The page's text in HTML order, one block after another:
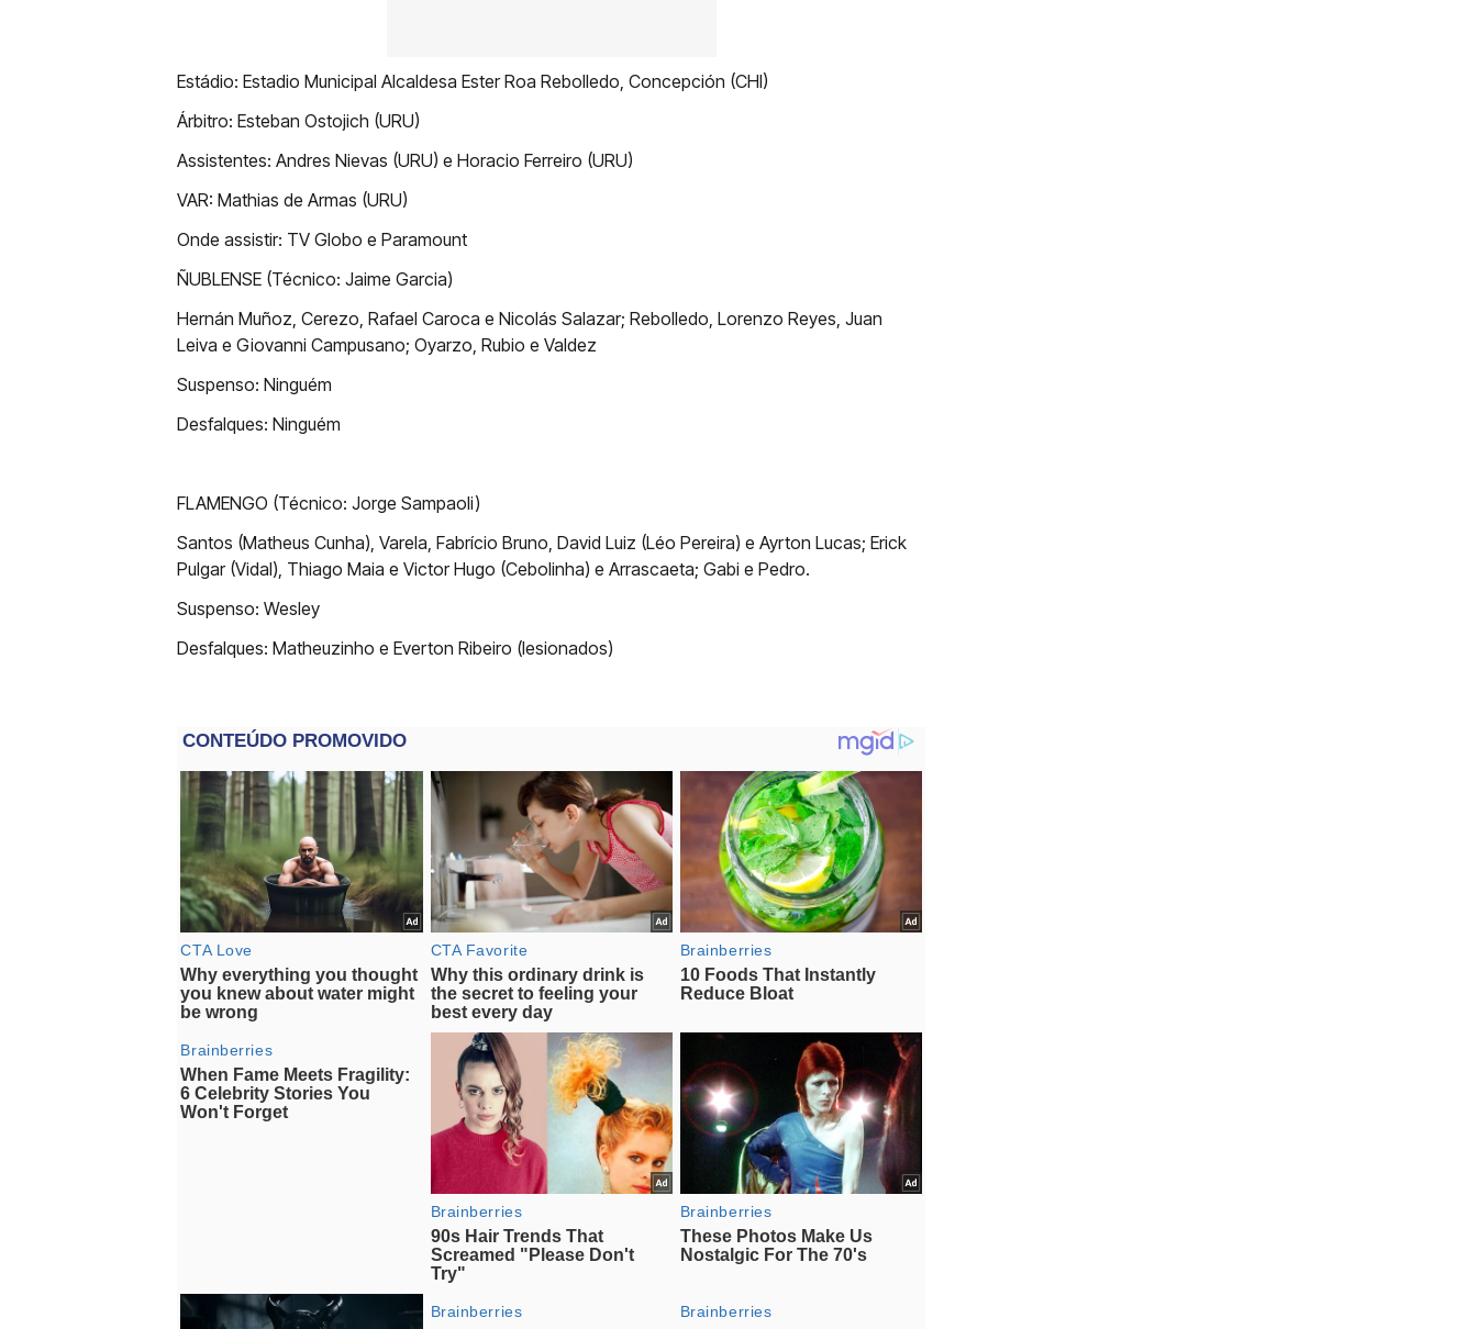
Estádio: Estadio Municipal Alcaldesa Ester Roa Rebolledo, Concepción (CHI)
Árbitro: Esteban Ostojich (URU)
Assistentes: Andres Nievas (URU) e Horacio Ferreiro (URU)
VAR: Mathias de Armas (URU)
Onde assistir: TV Globo e Paramount
ÑUBLENSE (Técnico: Jaime Garcia)
Hernán Muñoz, Cerezo, Rafael Caroca e Nicolás Salazar; Rebolledo, Lorenzo Reyes, Juan
Leiva e Giovanni Campusano; Oyarzo, Rubio e Valdez
Suspenso: Ninguém
Desfalques: Ninguém
FLAMENGO (Técnico: Jorge Sampaoli)
Santos (Matheus Cunha), Varela, Fabrício Bruno, David Luiz (Léo Pereira) e Ayrton Lucas; Erick
Pulgar (Vidal), Thiago Maia e Victor Hugo (Cebolinha) e Arrascaeta; Gabi e Pedro.
Suspenso: Wesley
Desfalques: Matheuzinho e Everton Ribeiro (lesionados)